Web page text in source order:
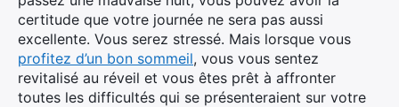
certitude que votre journée ne sera pas aussi
excellente. Vous serez stressé. Mais lorsque vous
profitez d’un bon sommeil, vous vous sentez
revitalisé au réveil et vous êtes prêt à affronter
toutes les difficultés qui se présenteraient sur votre